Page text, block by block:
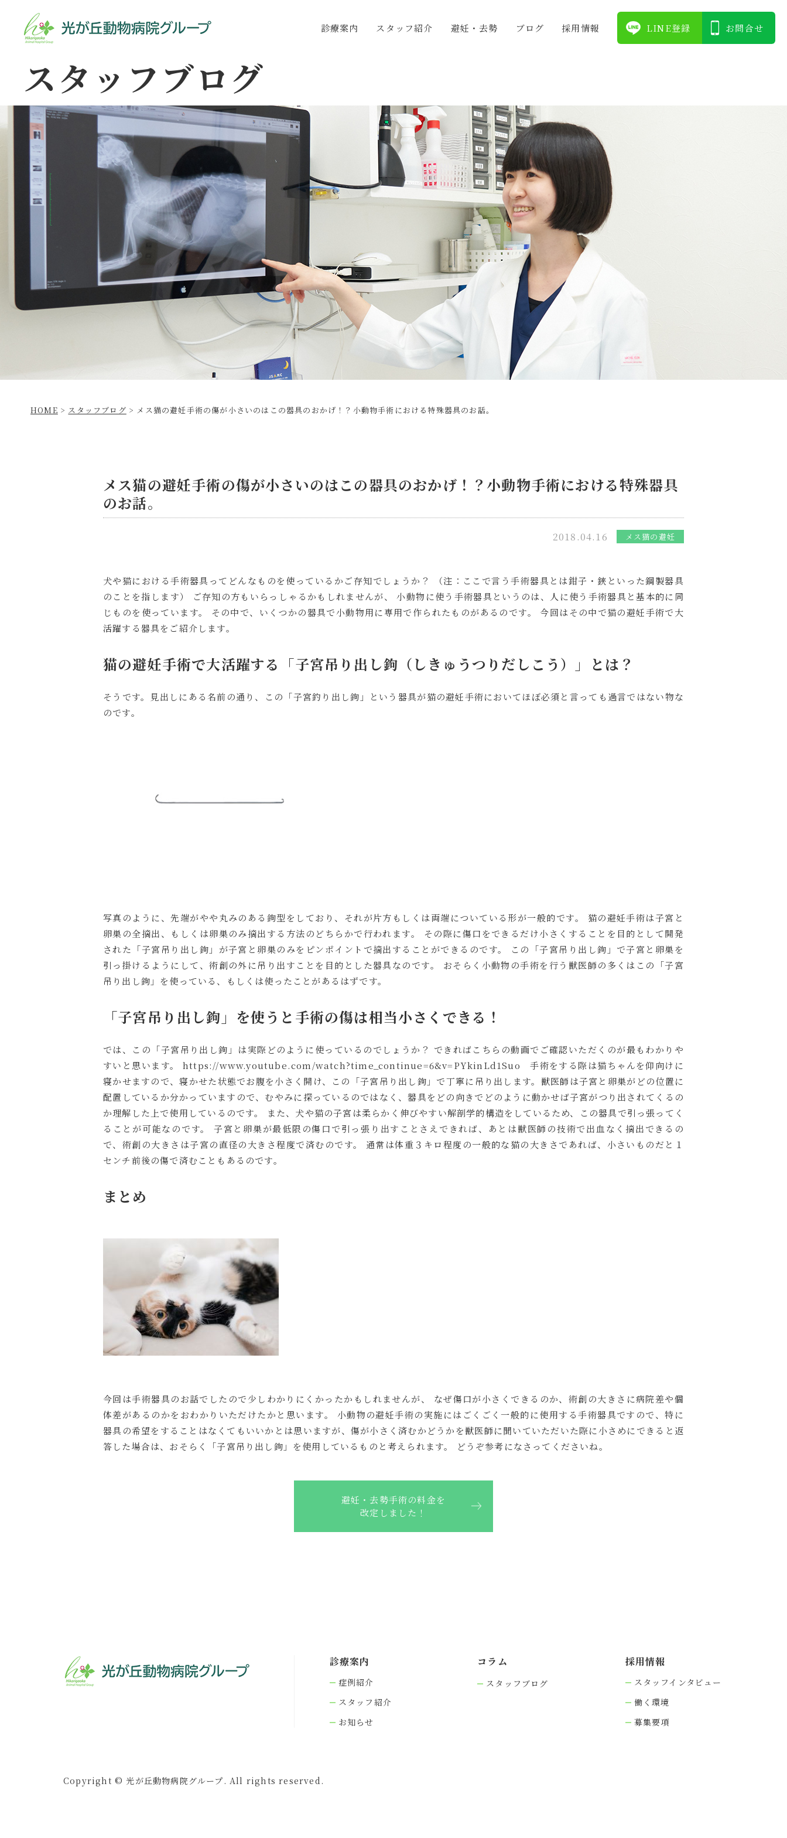
診療案内 スタッフ紹介 避妊・去勢 ブログ 採⽤情報 LINE登録 お問合せ
スタッフブログ
HOME > スタッフブログ > メス猫の避妊手術の傷が小さいのはこの器具のおかげ！？小動物手術における特殊器具のお話。
メス猫の避妊手術の傷が小さいのはこの器具のおかげ！？小動物手術における特殊器具
のお話。
2018.04.16 メス猫の避妊
犬や猫における手術器具ってどんなものを使っているかご存知でしょうか？ （注：ここで言う手術器具とは鉗子・鋏といった鋼製器具
のことを指します） ご存知の方もいらっしゃるかもしれませんが、 小動物に使う手術器具というのは、人に使う手術器具と基本的に同
じものを使っています。 その中で、いくつかの器具で小動物用に専用で作られたものがあるのです。 今回はその中で猫の避妊手術で大
活躍する器具をご紹介します。
猫の避妊手術で大活躍する「子宮吊り出し鉤（しきゅうつりだしこう）」とは？
そうです。見出しにある名前の通り、この「子宮釣り出し鉤」という器具が猫の避妊手術においてほぼ必須と言っても過言ではない物な
のです。
写真のように、先端がやや丸みのある鉤型をしており、それが片方もしくは両端についている形が一般的です。 猫の避妊手術は子宮と
卵巣の全摘出、もしくは卵巣のみ摘出する方法のどちらかで行われます。 その際に傷口をできるだけ小さくすることを目的として開発
された「子宮吊り出し鉤」が子宮と卵巣のみをピンポイントで摘出することができるのです。 この「子宮吊り出し鉤」で子宮と卵巣を
引っ掛けるようにして、術創の外に吊り出すことを目的とした器具なのです。 おそらく小動物の手術を行う獣医師の多くはこの「子宮
吊り出し鉤」を使っている、もしくは使ったことがあるはずです。
「子宮吊り出し鉤」を使うと手術の傷は相当小さくできる！
では、この「子宮吊り出し鉤」は実際どのように使っているのでしょうか？ できればこちらの動画でご確認いただくのが最もわかりや
すいと思います。 https://www.youtube.com/watch?time_continue=6&v=PYkinLd1Suo 手術をする際は猫ちゃんを仰向けに
寝かせますので、寝かせた状態でお腹を小さく開け、この「子宮吊り出し鉤」で丁寧に吊り出します。獣医師は子宮と卵巣がどの位置に
配置しているか分かっていますので、むやみに探っているのではなく、器具をどの向きでどのように動かせば子宮がつり出されてくるの
か理解した上で使用しているのです。 また、犬や猫の子宮は柔らかく伸びやすい解剖学的構造をしているため、この器具で引っ張ってく
ることが可能なのです。 子宮と卵巣が最低限の傷口で引っ張り出すことさえできれば、あとは獣医師の技術で出血なく摘出できるの
で、術創の大きさは子宮の直径の大きさ程度で済むのです。 通常は体重３キロ程度の一般的な猫の大きさであれば、小さいものだと１
センチ前後の傷で済むこともあるのです。
まとめ
今回は手術器具のお話でしたので少しわかりにくかったかもしれませんが、 なぜ傷口が小さくできるのか、術創の大きさに病院差や個
体差があるのかをおわかりいただけたかと思います。 小動物の避妊手術の実施にはごくごく一般的に使用する手術器具ですので、特に
器具の希望をすることはなくてもいいかとは思いますが、傷が小さく済むかどうかを獣医師に聞いていただいた際に小さめにできると返
答した場合は、おそらく「子宮吊り出し鉤」を使用しているものと考えられます。 どうぞ参考になさってくださいね。
避妊・去勢手術の料金を
改定しました！
診療案内
症例紹介
スタッフ紹介
お知らせ
コラム
スタッフブログ
採⽤情報
スタッフインタビュー
働く環境
募集要項
Copyright © 光が丘動物病院グループ. All rights reserved.